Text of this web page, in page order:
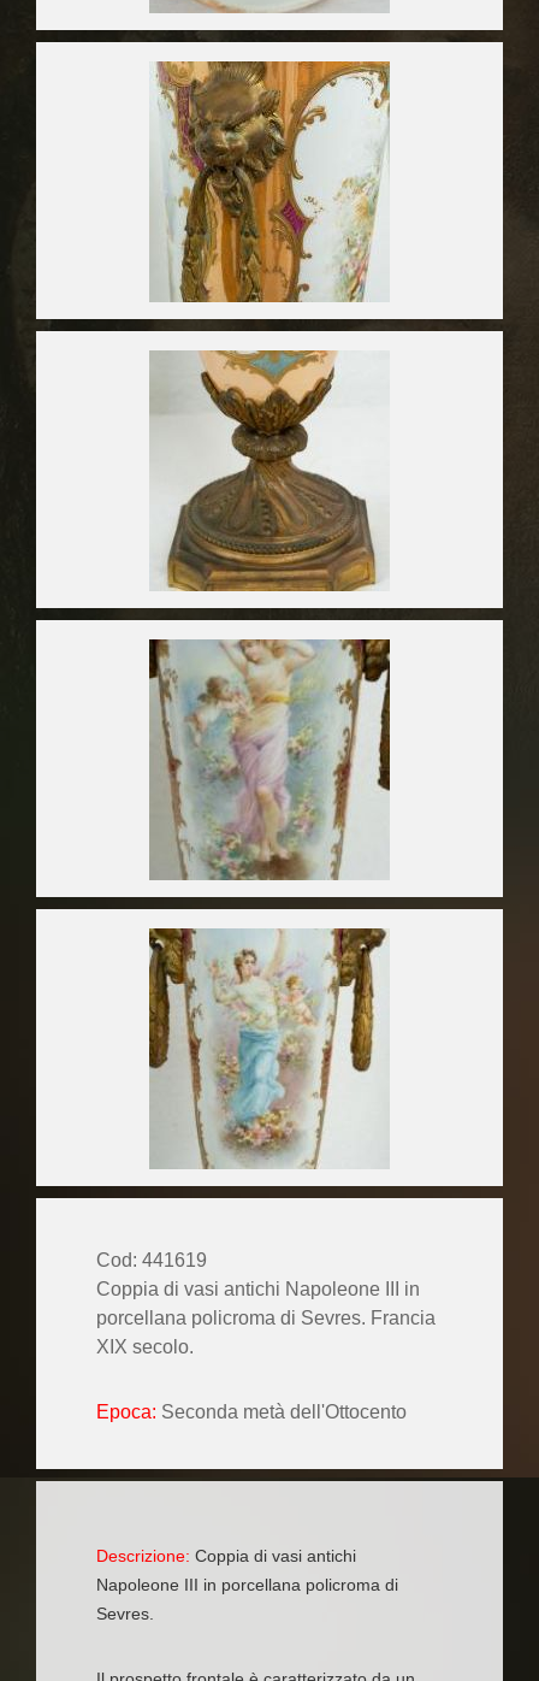
Cod: 441619
Coppia di vasi antichi Napoleone III in
porcellana policroma di Sevres. Francia
XIX secolo.
Epoca: Seconda metà dell'Ottocento
Descrizione: Coppia di vasi antichi
Napoleone III in porcellana policroma di
Sevres.